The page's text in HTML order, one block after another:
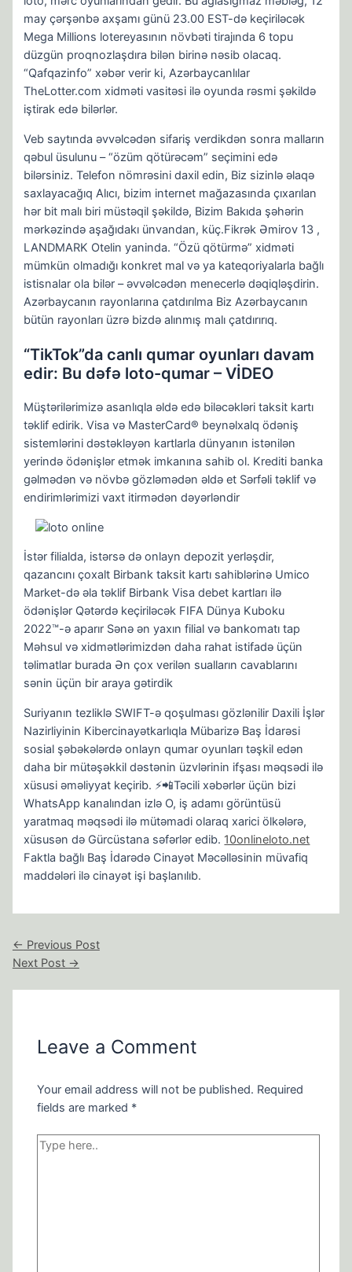
may çərşənbə axşamı günü 23.00 EST-də keçiriləcək
Mega Millions lotereyasının növbəti tirajında 6 topu
düzgün proqnozlaşdıra bilən birinə nəsib olacaq.
“Qafqazinfo” xəbər verir ki, Azərbaycanlılar
TheLotter.com xidməti vasitəsi ilə oyunda rəsmi şəkildə
iştirak edə bilərlər.
Veb saytında əvvəlcədən sifariş verdikdən sonra malların
qəbul üsulunu – “özüm qötürəcəm” seçimini edə
bilərsiniz. Telefon nömrəsini daxil edin, Biz sizinlə əlaqə
saxlayacağıq Alıcı, bizim internet mağazasında çıxarılan
hər bit malı biri müstəqil şəkildə, Bizim Bakıda şəhərin
mərkəzində aşağıdakı ünvandan, küç.Fikrək Əmirov 13 ,
LANDMARK Otelin yaninda. “Özü qötürmə” xidməti
mümkün olmadığı konkret mal və ya kateqoriyalarla bağlı
istisnalar ola bilər – əvvəlcədən menecerlə dəqiqləşdirin.
Azərbaycanın rayonlarına çatdırılma Biz Azərbaycanın
bütün rayonları üzrə bizdə alınmış malı çatdırırıq.
“TikTok”da canlı qumar oyunları davam
edir: Bu dəfə loto-qumar – VİDEO
Müştərilərimizə asanlıqla əldə edə biləcəkləri taksit kartı
təklif edirik. Visa və MasterCard® beynəlxalq ödəniş
sistemlərini dəstəkləyən kartlarla dünyanın istənilən
yerində ödənişlər etmək imkanına sahib ol. Krediti banka
gəlmədən və növbə gözləmədən əldə et Sərfəli təklif və
endirimlərimizi vaxt itirmədən dəyərləndir
İstər filialda, istərsə də onlayn depozit yerləşdir,
qazancını çoxalt Birbank taksit kartı sahiblərinə Umico
Market-də əla təklif Birbank Visa debet kartları ilə
ödənişlər Qətərdə keçiriləcək FIFA Dünya Kuboku
2022™-ə aparır Sənə ən yaxın filial və bankomatı tap
Məhsul və xidmətlərimizdən daha rahat istifadə üçün
təlimatlar burada Ən çox verilən sualların cavablarını
sənin üçün bir araya gətirdik
Suriyanın tezliklə SWIFT-ə qoşulması gözlənilir Daxili İşlər
Nazirliyinin Kibercinayətkarlıqla Mübarizə Baş İdarəsi
sosial şəbəkələrdə onlayn qumar oyunları təşkil edən
daha bir mütəşəkkil dəstənin üzvlərinin ifşası məqsədi ilə
xüsusi əməliyyat keçirib. ⚡️📲Təcili xəbərlər üçün bizi
WhatsApp kanalından izlə O, iş adamı görüntüsü
yaratmaq məqsədi ilə mütəmadi olaraq xarici ölkələrə,
xüsusən də Gürcüstana səfərlər edib. 10onlineloto.net
Faktla bağlı Baş İdarədə Cinayət Məcəlləsinin müvafiq
maddələri ilə cinayət işi başlanılıb.
← Previous Post
Next Post →
Leave a Comment
Your email address will not be published. Required
fields are marked *
Type